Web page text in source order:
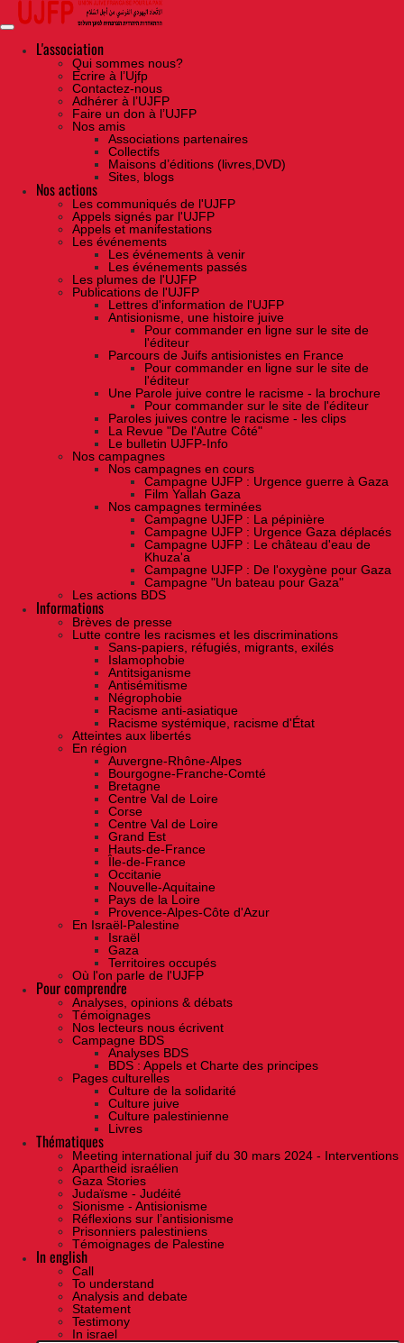
Skip
the
contentL'association
Qui sommes nous?
Ecrire à l’Ujfp
Contactez-nous
Adhérer à l’UJFP
Faire un don à l’UJFP
Nos amis
Associations partenaires
Collectifs
Maisons d’éditions (livres,DVD)
Sites, blogs
Nos actions
Les communiqués de l'UJFP
Appels signés par l'UJFP
Appels et manifestations
Les événements
Les événements à venir
Les événements passés
Les plumes de l'UJFP
Publications de l'UJFP
Lettres d'information de l'UJFP
Antisionisme, une histoire juive
Pour commander en ligne sur le site de
l'éditeur
Parcours de Juifs antisionistes en France
Pour commander en ligne sur le site de
l'éditeur
Une Parole juive contre le racisme - la brochure
Pour commander sur le site de l'éditeur
Paroles juives contre le racisme - les clips
La Revue "De l'Autre Côté"
Le bulletin UJFP-Info
Nos campagnes
Nos campagnes en cours
Campagne UJFP : Urgence guerre à Gaza
Film Yallah Gaza
Nos campagnes terminées
Campagne UJFP : La pépinière
Campagne UJFP : Urgence Gaza déplacés
Campagne UJFP : Le château d'eau de
Khuza'a
Campagne UJFP : De l'oxygène pour Gaza
Campagne "Un bateau pour Gaza"
Les actions BDS
Informations
Brèves de presse
Lutte contre les racismes et les discriminations
Sans-papiers, réfugiés, migrants, exilés
Islamophobie
Antitsiganisme
Antisémitisme
Négrophobie
Racisme anti-asiatique
Racisme systémique, racisme d'État
Atteintes aux libertés
En région
Auvergne-Rhône-Alpes
Bourgogne-Franche-Comté
Bretagne
Centre Val de Loire
Corse
Centre Val de Loire
Grand Est
Hauts-de-France
Île-de-France
Occitanie
Nouvelle-Aquitaine
Pays de la Loire
Provence-Alpes-Côte d'Azur
En Israël-Palestine
Israël
Gaza
Territoires occupés
Où l'on parle de l'UJFP
Pour comprendre
Analyses, opinions & débats
Témoignages
Nos lecteurs nous écrivent
Campagne BDS
Analyses BDS
BDS : Appels et Charte des principes
Pages culturelles
Culture de la solidarité
Culture juive
Culture palestinienne
Livres
Thématiques
Meeting international juif du 30 mars 2024 - Interventions
Apartheid israélien
Gaza Stories
Judaïsme - Judéité
Sionisme - Antisionisme
Réflexions sur l’antisionisme
Prisonniers palestiniens
Témoignages de Palestine
In english
Call
To understand
Analysis and debate
Statement
Testimony
In israel